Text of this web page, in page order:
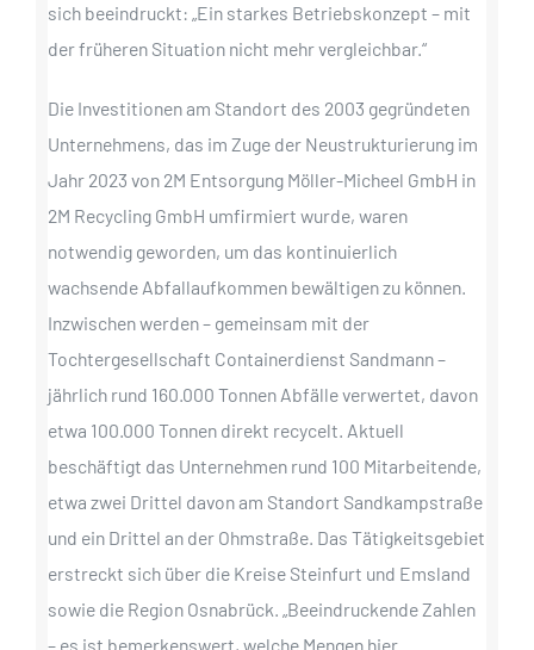
sich beeindruckt: „Ein starkes Betriebskonzept – mit
der früheren Situation nicht mehr vergleichbar.“
Die Investitionen am Standort des 2003 gegründeten
Unternehmens, das im Zuge der Neustrukturierung im
Jahr 2023 von 2M Entsorgung Möller-Micheel GmbH in
2M Recycling GmbH umfirmiert wurde, waren
notwendig geworden, um das kontinuierlich
wachsende Abfallaufkommen bewältigen zu können.
Inzwischen werden – gemeinsam mit der
Tochtergesellschaft Containerdienst Sandmann –
jährlich rund 160.000 Tonnen Abfälle verwertet, davon
etwa 100.000 Tonnen direkt recycelt. Aktuell
beschäftigt das Unternehmen rund 100 Mitarbeitende,
etwa zwei Drittel davon am Standort Sandkampstraße
und ein Drittel an der Ohmstraße. Das Tätigkeitsgebiet
erstreckt sich über die Kreise Steinfurt und Emsland
sowie die Region Osnabrück. „Beeindruckende Zahlen
– es ist bemerkenswert, welche Mengen hier